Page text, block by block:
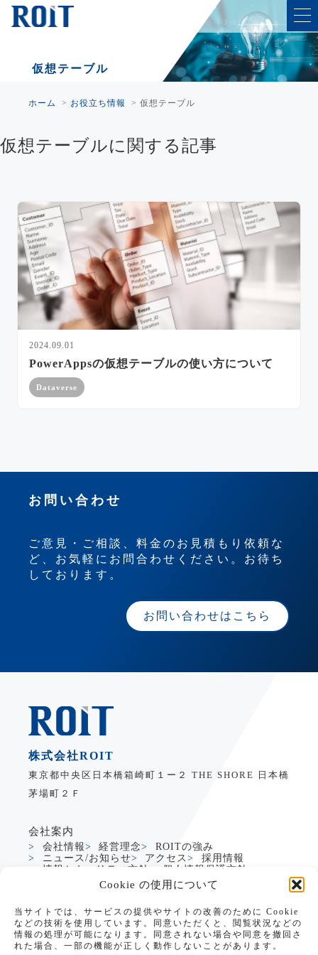
Cookie の使用について
当サイトでは、サービスの提供やサイトの改善のために Cookie
などの技術を使用しています。同意いただくと、閲覧状況などの
情報の処理が可能になります。同意されない場合や同意を撤回さ
れた場合、一部の機能が正しく動作しないことがあります。
仮想テーブル
ホーム > お役立ち情報 > 仮想テーブル
仮想テーブルに関する記事
2024.09.01
PowerAppsの仮想テーブルの使い方について
Dataverse
お問い合わせ
ご意見・ご相談、料金のお見積もり依頼な
ど、お気軽にお問合わせください。お待ち
しております。
お問い合わせはこちら
株式会社ROIT
東京都中央区日本橋箱崎町１ー２ THE SHORE 日本橋
茅場町２Ｆ
会社案内
会社情報 経営理念
ROITの強み
ニュース/お知らせ
アクセス
採用情報
情報セキュリティ方針
個人情報保護方針
製造業DXサービス
グローバルDXサービス
Dynamics365支援
生成AI活用支援
PowerApps支援